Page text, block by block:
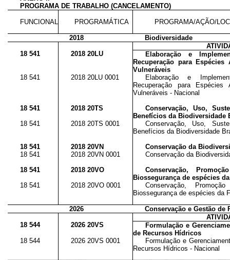
PROGRAMA DE TRABALHO (CANCELAMENTO)
FUNCIONAL PROGRAMÁTICA PROGRAMA/AÇÃO/
2018
Biodiversidade
18 541
2018 20LU
Elaboração e
Recuperação para Espécies
Vulneráveis
18 541
2018 20LU 0001
Elaboração e
Recuperação para Espécies
Vulneráveis - Nacional
18 541
2018 20TS
Conservação, Uso,
Benefícios da Biodiversidade
18 541
2018 20TS 0001
Conservação, Uso,
Benefícios da Biodiversidade
18 541
2018 20VN
Conservação da
18 541
2018 20VN 0001
Conservação da
18 541
2018 20VO
Conservação,
Biossegurança de espécies
18 541
2018 20VO 0001
Conservação,
Biossegurança de espécies da
2026
Conservação e Gestão de
18 544
2026 20VS
Formulação e
de Recursos Hídricos
18 544
2026 20VS 0001
Formulação e
Recursos Hídricos - Nacional